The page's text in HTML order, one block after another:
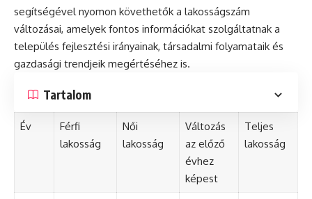
segítségével nyomon követhetők a lakosságszám
változásai, amelyek fontos információkat szolgáltatnak a
település fejlesztési irányainak, társadalmi folyamataik és
gazdasági trendjeik megértéséhez is.
Tartalom
Év
Férfi
lakosság
Női
lakosság
Változás
az előző
évhez
képest
Teljes
lakosság